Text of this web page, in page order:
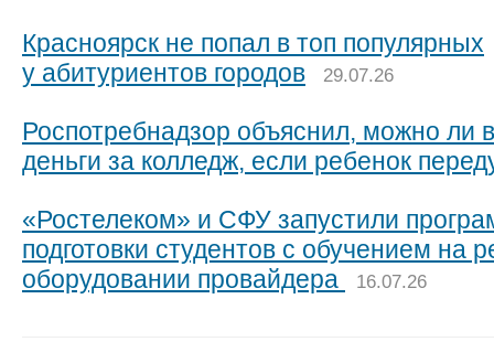
Красноярск не попал в топ популярных
у абитуриентов городов
29.07.26
Роспотребнадзор объяснил, можно ли
деньги за колледж, если ребенок
«Ростелеком» и СФУ запустили
подготовки студентов с обучением на
оборудовании провайдера
16.07.26